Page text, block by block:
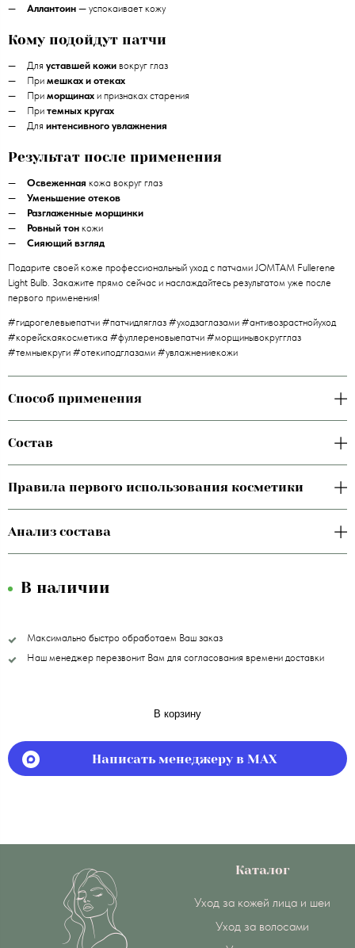
Аллантоин — успокаивает кожу
Кому подойдут патчи
Для уставшей кожи вокруг глаз
При мешках и отеках
При морщинах и признаках старения
При темных кругах
Для интенсивного увлажнения
Результат после применения
Освеженная кожа вокруг глаз
Уменьшение отеков
Разглаженные морщинки
Ровный тон кожи
Сияющий взгляд
Подарите своей коже профессиональный уход с патчами JOMTAM Fullerene
Light Bulb. Закажите прямо сейчас и наслаждайтесь результатом уже после
первого применения!
#гидрогелевыепатчи #патчидляглаз #уходзаглазами #антивозрастнойуход
#корейскаякосметика #фуллереновыепатчи #морщинывокругглаз
#темныекруги #отекиподглазами #увлажнениекожи
Способ применения
Состав
Правила первого использования косметики
Анализ состава
В наличии
Максимально быстро обработаем Ваш заказ
Наш менеджер перезвонит Вам для согласования времени доставки
В корзину
Написать менеджеру в MAX
Каталог
Уход за кожей лица и шеи
Уход за волосами